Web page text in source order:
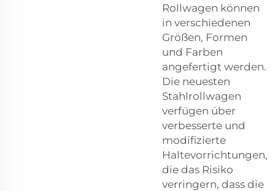
Rollwagen können
in verschiedenen
Größen, Formen
und Farben
angefertigt werden.
Die neuesten
Stahlrollwagen
verfügen über
verbesserte und
modifizierte
Haltevorrichtungen,
die das Risiko
verringern, dass die